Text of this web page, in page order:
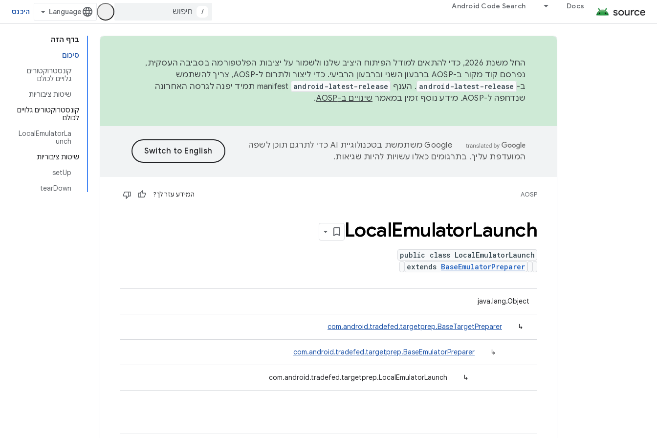
Docs
Android Code Search
/ היכנס
בדף הזה
סיכום
קונסטרוקטורים
גלויים לכולם
שיטות ציבוריות
קונסטרוקטורים גלויים
לכולם
LocalEmulatorLa
unch
שיטות ציבוריות
setUp
tearDown
החל משנת 2026, כדי להתאים למודל הפיתוח היציב שלנו ולשמור על יציבות הפלטפורמה בסביבה העסקית,
נפרסם קוד מקור ב-AOSP ברבעון השני וברבעון הרביעי. כדי ליצור ולתרום ל-AOSP, צריך להשתמש
ב- android-latest-release . הענף android-latest-release
manifest תמיד יפנה לגרסה האחרונה
שנדחפה ל-AOSP. מידע נוסף זמין במאמר
שינויים ב-AOSP .
‫Google משתמשת בטכנולוגיית AI כדי לתרגם תוכן לשפה
המועדפת עליך. בתרגומים כאלו עשויות להיות שגיאות.
AOSP המידע עזר לך?
LocalEmulatorLaunch
public class LocalEmulatorLaunch
extends BaseEmulatorPreparer
java.lang.Object
↳
com.android.tradefed.targetprep.BaseTargetPreparer
↳
com.android.tradefed.targetprep.BaseEmulatorPreparer
↳
com.android.tradefed.targetprep.LocalEmulatorLaunch